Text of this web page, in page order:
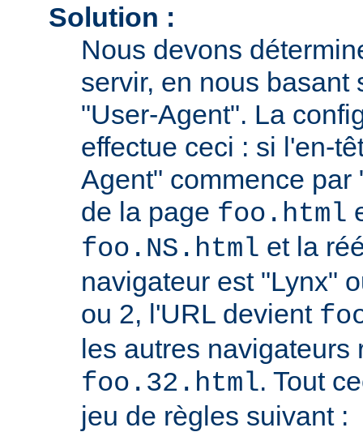
Solution :
Nous devons
servir, en nous basant
"User-Agent". La
effectue ceci : si l'en-
Agent" commence par
de la page foo.html
foo.NS.html et la
navigateur est "Lynx"
ou 2, l'URL devient
les autres navigateurs
foo.32.html. Tout
jeu de règles suivant :